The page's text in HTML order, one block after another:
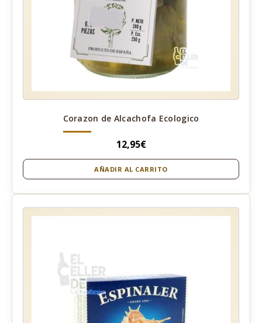
Corazon de Alcachofa Ecologico
12,95€
AÑADIR AL CARRITO